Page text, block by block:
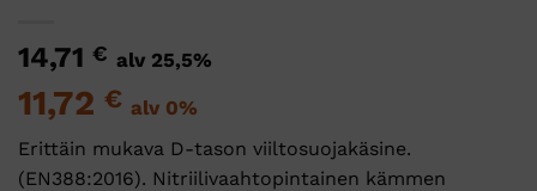
14,71 € alv 25,5%
11,72 € alv 0%
Erittäin mukava D-tason viiltosuojakäsine.
(EN388:2016). Nitriilivaahtopintainen kämmen